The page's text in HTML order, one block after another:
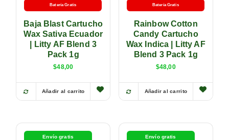
Batería Gratis
Baja Blast Cartucho
Wax Sativa Ecuador
| Litty AF Blend 3
Pack 1g
$48,00
Añadir al carrito
Batería Gratis
Rainbow Cotton
Candy Cartucho
Wax Indica | Litty AF
Blend 3 Pack 1g
$48,00
Añadir al carrito
Envío gratis Envío gratis